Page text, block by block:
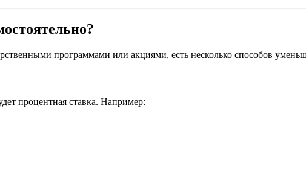
программами или акциями, есть несколько способов
процентная ставка. Например: